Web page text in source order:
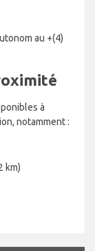
au +(4)
à
notamment :
km)